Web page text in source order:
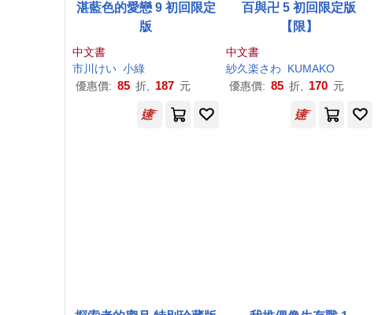
湛藍色的愛戀 9 初回限定
版
中文書
市川けい 小綠
優惠價: 85 折, 187 元
百與卍 5 初回限定版
【限】
中文書
紗久楽さわ
KUMAKO
優惠價: 85 折, 170 元